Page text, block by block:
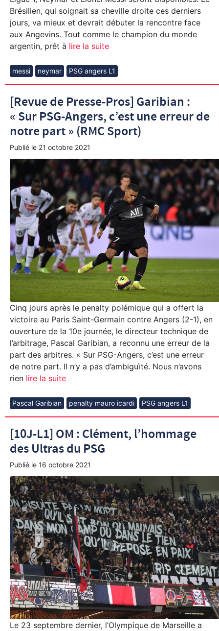
Brésilien, qui soignait sa cheville droite ces derniers
jours, va mieux et devrait débuter la rencontre face
aux Angevins. Tout comme le champion du monde
argentin, prêt à lire la suite
messi neymar PSG angers L1
[Revue de Presse-Pros] Garibian :
« Sur PSG-Angers, c’est une erreur de
notre part » (RMC Sport)
Publié le 21 octobre 2021
Cinq jours après le penalty polémique qui a offert la
victoire au Paris Saint-Germain contre Angers (2-1), en
ouverture de la 10e journée, le directeur technique de
l’arbitrage, Pascal Garibian, a reconnu une erreur de la
part des arbitres. « Sur PSG-Angers, c’est une erreur
de notre part. Il n’y a pas d’ambiguïté. Nous n’avons
rien lire la suite
Pascal Garibian penalty mauro icardi PSG angers L1
[10J-L1] OM : Clément, l’hommage
des Ultras du PSG
Publié le 16 octobre 2021
Le 23 septembre dernier, l’Olympique de Marseille a